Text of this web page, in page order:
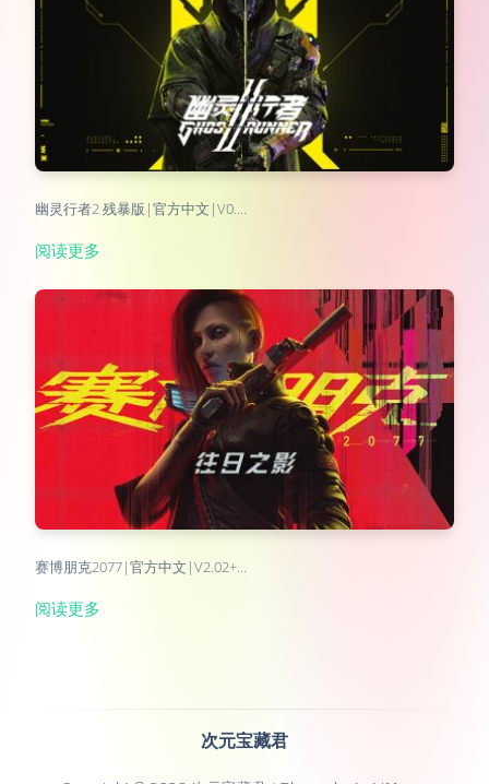
幽灵行者2 残暴版|官方中文|V0.…
阅读更多
赛博朋克2077|官方中文|V2.02+…
阅读更多
次元宝藏君